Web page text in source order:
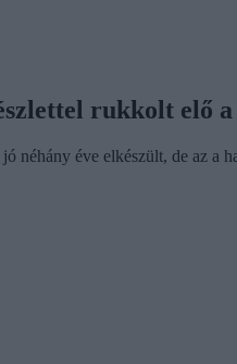
rukkolt elő a
néhány éve elkészült, de az